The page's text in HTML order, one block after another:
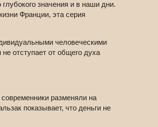
значения и в наши дни.
Франции, эта серия
человеческими
отступает от общего духа
разменяли на
показывает, что деньги не